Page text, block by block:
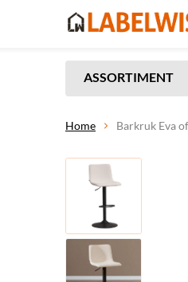
ASSORTIMENT
Home Barkruk Eva